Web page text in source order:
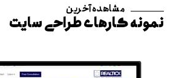
مشاهده آخرین
نمونه کارهای طراحی سایت